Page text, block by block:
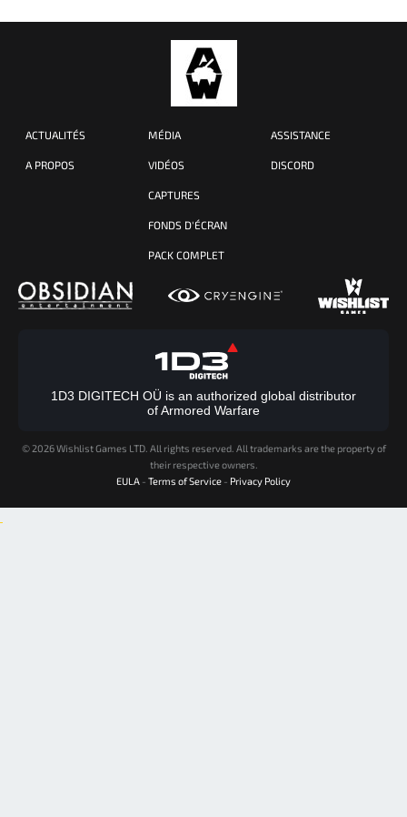
ACTUALITÉS
A PROPOS
MÉDIA
VIDÉOS
CAPTURES
FONDS D'ÉCRAN
PACK COMPLET
ASSISTANCE
DISCORD
1D3 DIGITECH OÜ is an authorized global distributor
of Armored Warfare
© 2026 Wishlist Games LTD. All rights reserved. All trademarks are the property of
their respective owners.
EULA - Terms of Service - Privacy Policy